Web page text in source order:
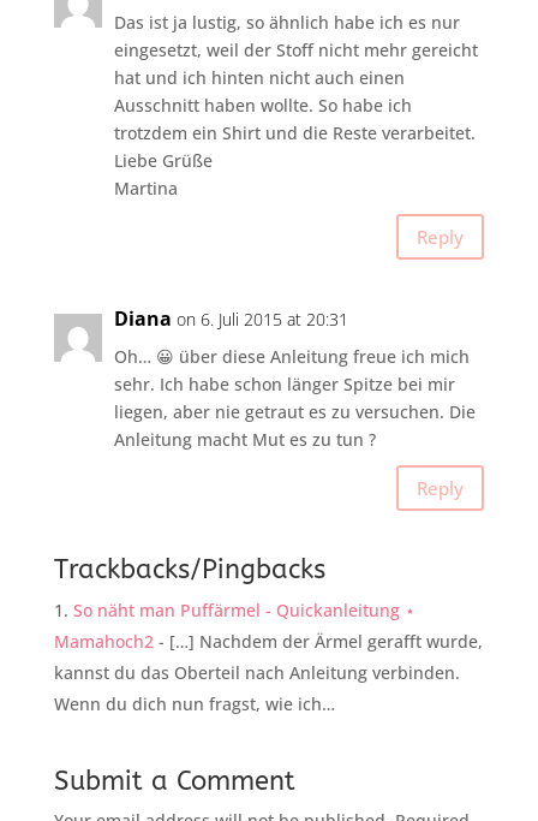
Das ist ja lustig, so ähnlich habe ich es nur
eingesetzt, weil der Stoff nicht mehr gereicht
hat und ich hinten nicht auch einen
Ausschnitt haben wollte. So habe ich
trotzdem ein Shirt und die Reste verarbeitet.
Liebe Grüße
Martina
Reply
Diana on 6. Juli 2015 at 20:31
Oh… 😀 über diese Anleitung freue ich mich
sehr. Ich habe schon länger Spitze bei mir
liegen, aber nie getraut es zu versuchen. Die
Anleitung macht Mut es zu tun ?
Reply
Trackbacks/Pingbacks
So näht man Puffärmel - Quickanleitung ⋆
Mamahoch2- […] Nachdem der Ärmel gerafft wurde,
kannst du das Oberteil nach Anleitung verbinden.
Wenn du dich nun fragst, wie ich…
Submit a Comment